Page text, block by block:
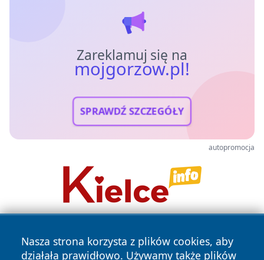
Zareklamuj się na
mojgorzow.pl!
SPRAWDŹ SZCZEGÓŁY
autopromocja
Nasza strona korzysta z plików cookies, aby
działała prawidłowo. Używamy także plików